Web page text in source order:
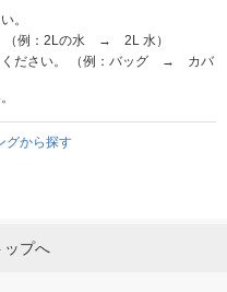
。
（例：2Lの水 → 2L 水）
ください。 （例：バッグ → カバ
グから探す
ップへ